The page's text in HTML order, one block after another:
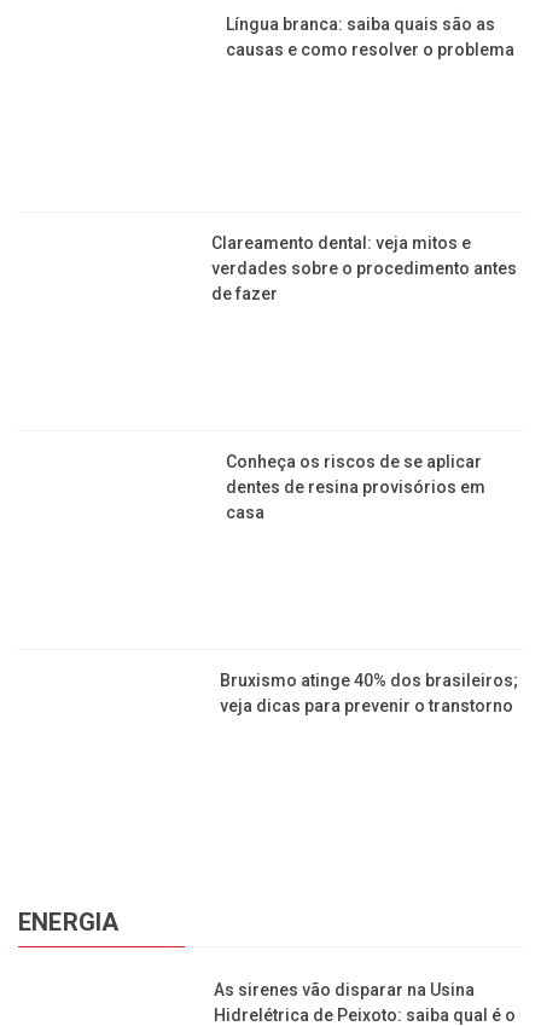
Língua branca: saiba quais são as
causas e como resolver o problema
Clareamento dental: veja mitos e
verdades sobre o procedimento antes
de fazer
Conheça os riscos de se aplicar
dentes de resina provisórios em
casa
Bruxismo atinge 40% dos brasileiros;
veja dicas para prevenir o transtorno
ENERGIA
As sirenes vão disparar na Usina
Hidrelétrica de Peixoto: saiba qual é o